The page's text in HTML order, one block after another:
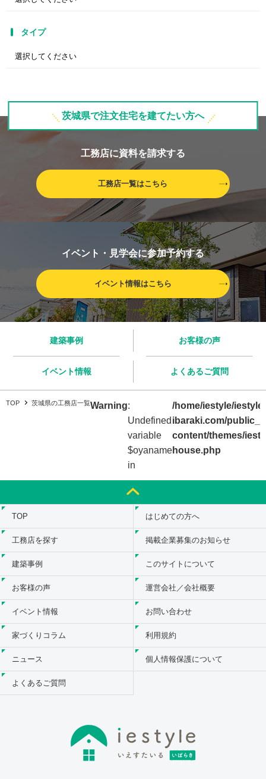
タイプ
茨城県で注文住宅を建てたい方へ
工務店に資料を請求する
工務店一覧はこちら
イベント・見学会に参加予約する
イベント情報はこちら
建築事例 お客様の声
イベント情報 よくあるご質問
TOP 茨城県の工務店一覧Warning:
Undefined
variable
$oyaname
in
/home/iestyle/iestyle-
ibaraki.com/
content/themes/
house.php
TOP
工務店を探す
建築事例
お客様の声
イベント情報
家づくりコラム
ニュース
よくあるご質問
はじめての方へ
掲載企業募集のお知らせ
このサイトについて
運営会社／会社概要
お問い合わせ
利用規約
個人情報保護について